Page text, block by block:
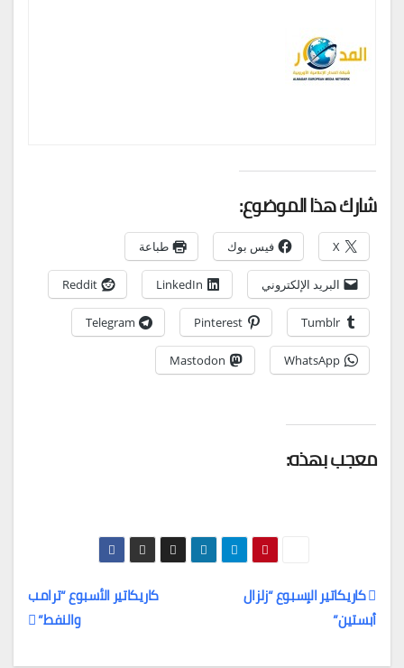
شارك هذا الموضوع:
X فيس بوك طباعة
البريد الإلكتروني LinkedIn
Reddit
Tumblr
Pinterest
Telegram
WhatsApp
Mastodon
معجب بهذه:
تصفّح
كاريكاتير الأسبوع “ترامب
والنفط”
كاريكاتير الإسبوع “زلزال
أبستين”